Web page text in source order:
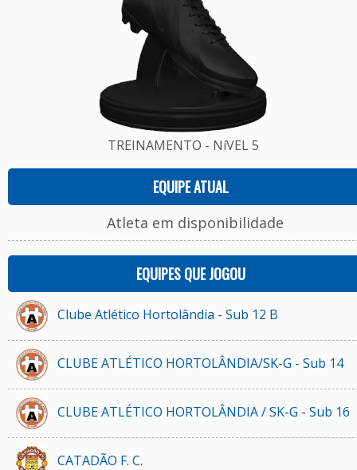
TREINAMENTO - NíVEL 5
EQUIPE ATUAL
Atleta em disponibilidade
EQUIPES QUE JOGOU
Clube Atlético Hortolândia - Sub 12 B
CLUBE ATLÉTICO HORTOLÂNDIA/SK-G - Sub 14
CLUBE ATLÉTICO HORTOLÂNDIA / SK-G - Sub 16
CATADÃO F. C.